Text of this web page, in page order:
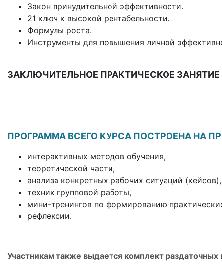
Закон принудительной эффективности.
21 ключ к высокой рентабельности.
Формулы роста.
Инструменты для повышения личной
ЗАКЛЮЧИТЕЛЬНОЕ ПРАКТИЧЕСКОЕ ЗАНЯТИЕ
ПРОГРАММА ВСЕГО КУРСА ПОСТРОЕНА НА
интерактивных методов обучения,
теоретической части,
анализа конкретных рабочих ситуаций (кейсов),
техник групповой работы,
мини-тренингов по формированию
рефлексии.
Участникам также выдается комплект раздаточных